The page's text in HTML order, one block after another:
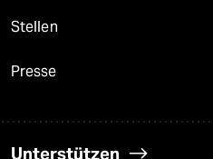
Stellen
Presse
Unterstützen